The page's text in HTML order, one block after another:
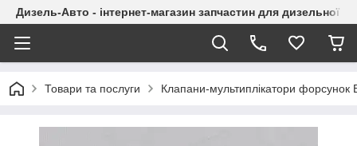
Дизель-Авто - інтернет-магазин запчастин для дизельної
Товари та послуги Клапани-мультиплікатори форсунок